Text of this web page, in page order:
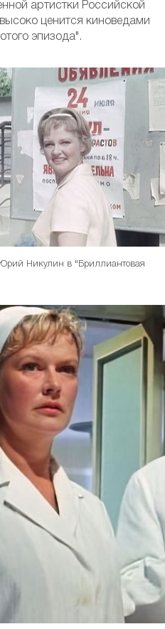
артистки Российской
ценится киноведами
эпизода".
Никулин в "Бриллиантовая